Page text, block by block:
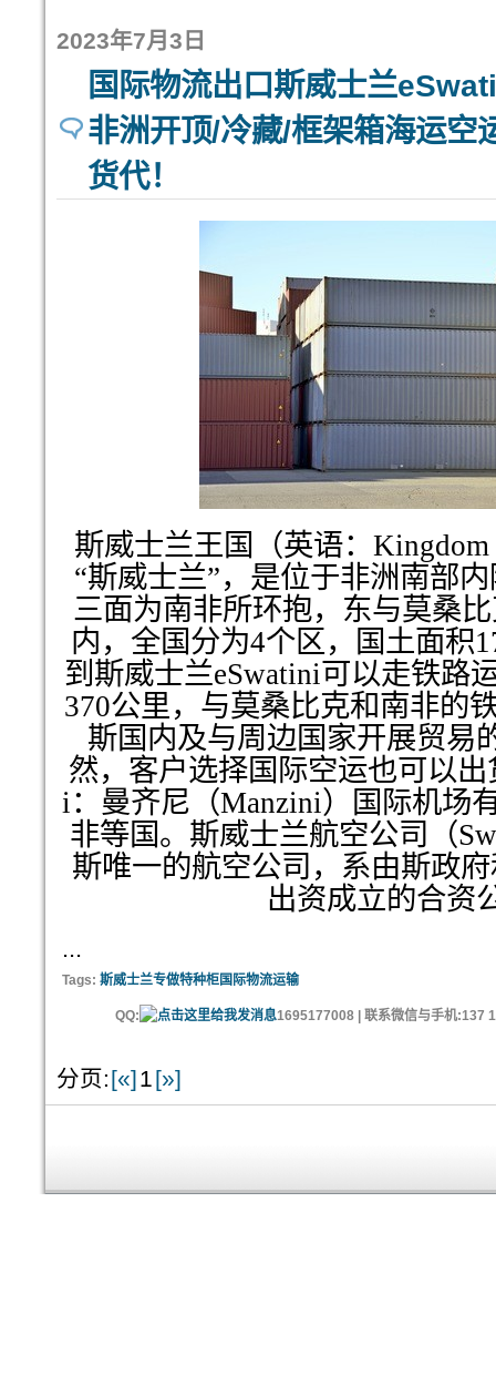
2023年7月3日
国际物流出口斯威士兰
非洲开顶/冷藏/框架箱海运
货代！
斯威士兰王国（英语：
“斯威士兰”，是位于非洲南部
三面为南非所环抱，东与莫桑
内，全国分为4个区，国土面积
到斯威士兰eSwatini可以走铁路
370公里，与莫桑比克和南非的
斯国内及与周边国家开展贸易
然，客户选择国际空运也可以出
i：曼齐尼（Manzini）国际机场
非等国。斯威士兰航空公司（
斯唯一的航空公司，系由斯政
出资成立的合资
...
Tags: 斯威士兰专做特种柜国际物流运输
QQ: 1695177008 | 联系微信与手机:137
分页:[«]1[»]